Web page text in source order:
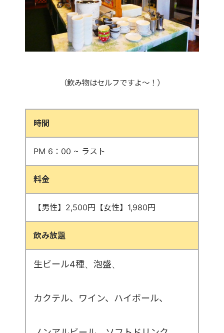
（飲み物はセルフですよ～！）
時間
PM 6：00 ~ ラスト
料金
【男性】2,500円【女性】1,980円
飲み放題
生ビール4種、泡盛、
カクテル、ワイン、ハイボール、